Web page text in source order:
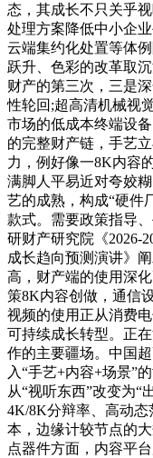
态，其成长不只关乎
处理方案降低中小企
云端集约化处置等体
跃升、色彩的改革取
财产的第三次，三是
性轮回;超高清机械视
市场的低成本终端设
的完整财产链，手艺
力，例好像一8K内容
满脚人平易近对夸姣
艺的成熟，构成“硬件
款式。需要政策指导
研财产研究院《2026-
成长趋向预测演讲》
高，财产端的使用深
策8K内容创做，通信
视频的使用正从消费
可持续成长转型。正
作的主要疆场。中国
入“手艺+内容+场景”
从“视听东西”改变为“
4K/8K分辩率、高动
本，边缘计较节点的
点器件方面，内容平